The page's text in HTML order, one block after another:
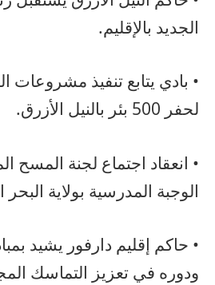
الجديد بالإقليم.
• بادي يتابع تنفيذ مشروعات
لحفر 500 بئر بالنيل الأزرق.
• انعقاد اجتماع لجنة المسح
الوجبة المدرسية بولاية البحر
• حاكم إقليم دارفور يشيد
ودوره في تعزيز التماسك